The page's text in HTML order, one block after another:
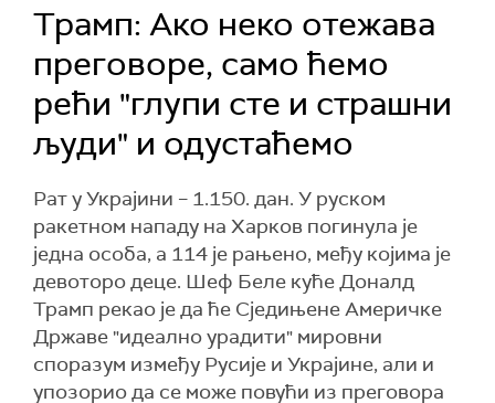
Трамп: Ако неко отежава
преговоре, само ћемо
рећи "глупи сте и страшни
људи" и одустаћемо
Рат у Украјини – 1.150. дан. У руском
ракетном нападу на Харков погинула је
једна особа, а 114 је рањено, међу којима је
девоторо деце. Шеф Беле куће Доналд
Трамп рекао је да ће Сједињене Америчке
Државе "идеално урадити" мировни
споразум између Русије и Украјине, али и
упозорио да се може повући из преговора